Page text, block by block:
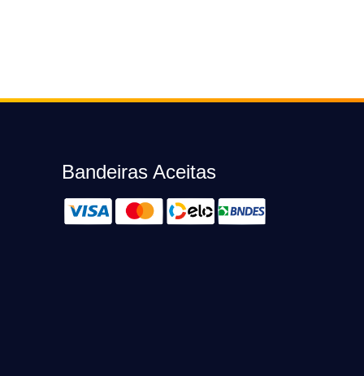
Bandeiras Aceitas